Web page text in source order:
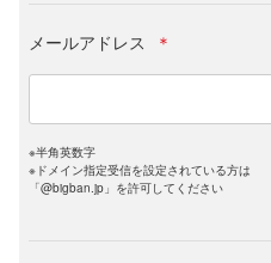
メールアドレス ＊
※半角英数字
※ドメイン指定受信を設定されている方は
「@bigban.jp」を許可してください